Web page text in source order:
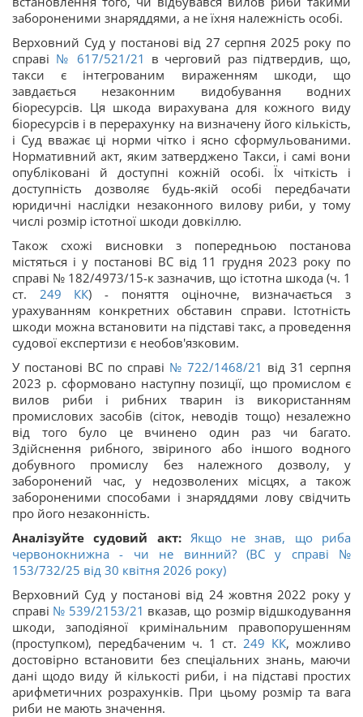
забороненими знаряддями, а не їхня належність особі.
Верховний Суд у постанові від 27 серпня 2025 року по
справі № 617/521/21 в черговий раз підтвердив, що,
такси є інтегрованим вираженням шкоди, що
завдається незаконним видобування водних
біоресурсів. Ця шкода вирахувана для кожного виду
біоресурсів і в перерахунку на визначену його кількість,
і Суд вважає ці норми чітко і ясно сформульованими.
Нормативний акт, яким затверджено Такси, і самі вони
опубліковані й доступні кожній особі. Їх чіткість і
доступність дозволяє будь-якій особі передбачати
юридичні наслідки незаконного вилову риби, у тому
числі розмір істотної шкоди довкіллю.
Також схожі висновки з попередньою постанова
містяться і у постанові ВС від 11 грудня 2023 року по
справі № 182/4973/15-к зазначив, що істотна шкода (ч. 1
ст. 249 КК) - поняття оціночне, визначається з
урахуванням конкретних обставин справи. Істотність
шкоди можна встановити на підставі такс, а проведення
судової експертизи є необов'язковим.
У постанові ВС по справі № 722/1468/21 від 31 серпня
2023 р. сформовано наступну позиції, що промислом є
вилов риби і рибних тварин із використанням
промислових засобів (сіток, неводів тощо) незалежно
від того було це вчинено один раз чи багато.
Здійснення рибного, звіриного або іншого водного
добувного промислу без належного дозволу, у
заборонений час, у недозволених місцях, а також
забороненими способами і знаряддями лову свідчить
про його незаконність.
Аналізуйте судовий акт:
Якщо не знав, що риба
червонокнижна - чи не винний? (ВС у справі №
153/732/25 від 30 квітня 2026 року)
Верховний Суд у постанові від 24 жовтня 2022 року у
справі № 539/2153/21 вказав, що розмір відшкодування
шкоди, заподіяної кримінальним правопорушенням
(проступком), передбаченим ч. 1 ст. 249 КК, можливо
достовірно встановити без спеціальних знань, маючи
дані щодо виду й кількості риби, і на підставі простих
арифметичних розрахунків. При цьому розмір та вага
риби не мають значення.